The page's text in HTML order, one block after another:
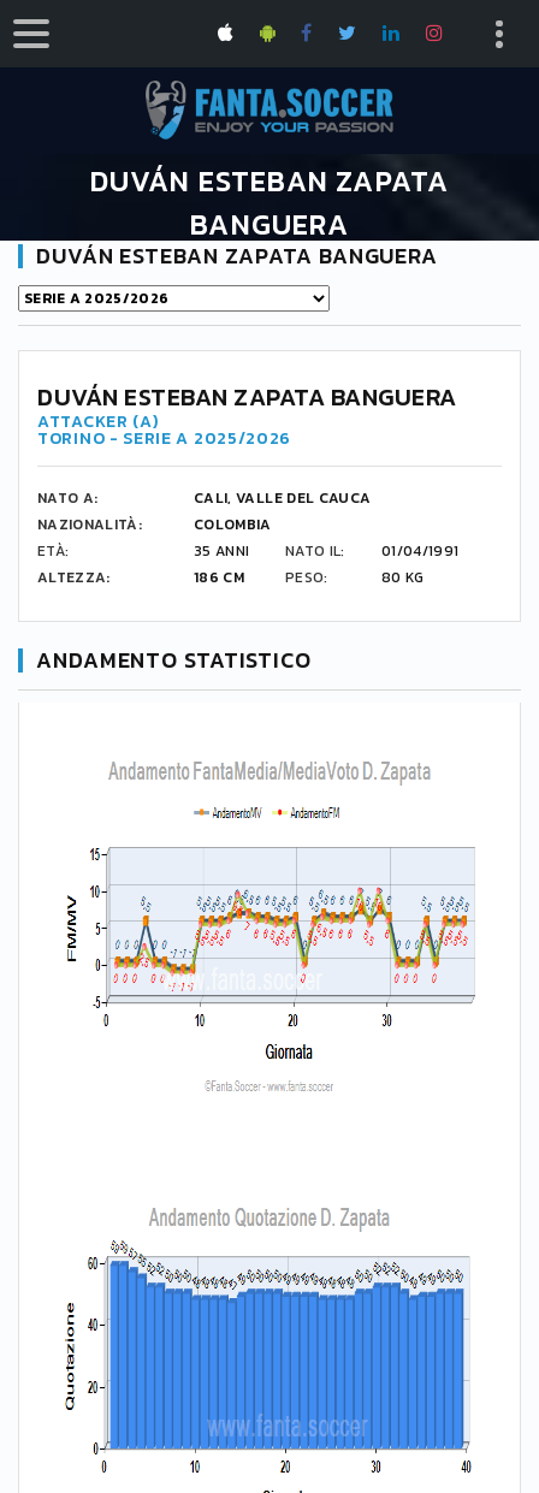
DUVÁN ESTEBAN ZAPATA
BANGUERA
HOME TORINO DUVÁN ESTEBAN ZAPATA BANGUERA
DUVÁN ESTEBAN ZAPATA BANGUERA
91
DUVÁN ESTEBAN ZAPATA BANGUERA
ATTACKER (A)
TORINO - SERIE A 2025/2026
NATO A:
CALI, VALLE DEL CAUCA
NAZIONALITÀ:
COLOMBIA
ETÀ:
35 ANNI NATO IL:
01/04/1991
ALTEZZA:
186 CM PESO: 80 KG
ANDAMENTO STATISTICO